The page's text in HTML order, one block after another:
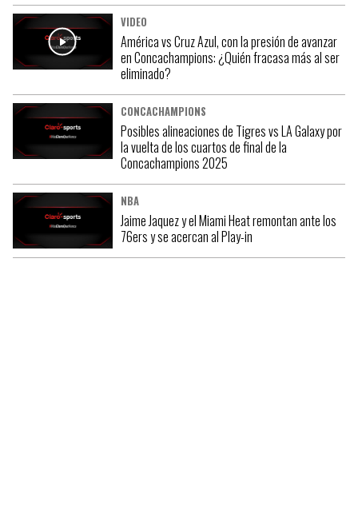
VIDEO
América vs Cruz Azul, con la presión de avanzar
en Concachampions: ¿Quién fracasa más al ser
eliminado?
CONCACHAMPIONS
Posibles alineaciones de Tigres vs LA Galaxy por
la vuelta de los cuartos de final de la
Concachampions 2025
NBA
Jaime Jaquez y el Miami Heat remontan ante los
76ers y se acercan al Play-in